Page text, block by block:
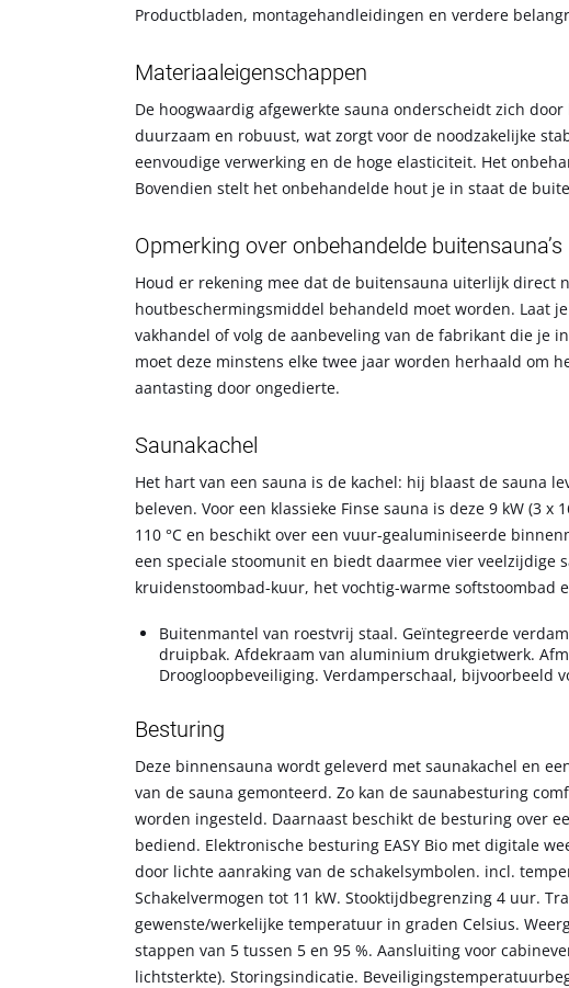
Productbladen, montagehandleidingen en verdere
Materiaaleigenschappen
De hoogwaardig afgewerkte sauna onderscheidt zich
duurzaam en robuust, wat zorgt voor de noodzakelijke
eenvoudige verwerking en de hoge elasticiteit. Het
Bovendien stelt het onbehandelde hout je in staat de
Opmerking over onbehandelde buitensauna’s
Houd er rekening mee dat de buitensauna uiterlijk direct
houtbeschermingsmiddel behandeld moet worden. Laat
vakhandel of volg de aanbeveling van de fabrikant die je
moet deze minstens elke twee jaar worden herhaald om
aantasting door ongedierte.
Saunakachel
Het hart van een sauna is de kachel: hij blaast de sauna
beleven. Voor een klassieke Finse sauna is deze 9 kW (3
110 °C en beschikt over een vuur-gealuminiseerde
een speciale stoomunit en biedt daarmee vier veelzijdige
kruidenstoombad-kuur, het vochtig-warme softstoombad
Buitenmantel van roestvrij staal. Geïntegreerde
druipbak. Afdekraam van aluminium drukgietwerk.
Droogloopbeveiliging. Verdamperschaal, bijvoorbeeld
Besturing
Deze binnensauna wordt geleverd met saunakachel en
van de sauna gemonteerd. Zo kan de saunabesturing
worden ingesteld. Daarnaast beschikt de besturing over
bediend. Elektronische besturing EASY Bio met digitale
door lichte aanraking van de schakelsymbolen. incl.
Schakelvermogen tot 11 kW. Stooktijdbegrenzing 4 uur.
gewenste/werkelijke temperatuur in graden Celsius.
stappen van 5 tussen 5 en 95 %. Aansluiting voor
lichtsterkte). Storingsindicatie.